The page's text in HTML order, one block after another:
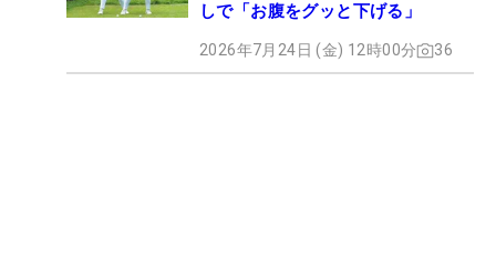
しで「お腹をグッと下げる」
2026年7月24日 (金) 12時00分 36